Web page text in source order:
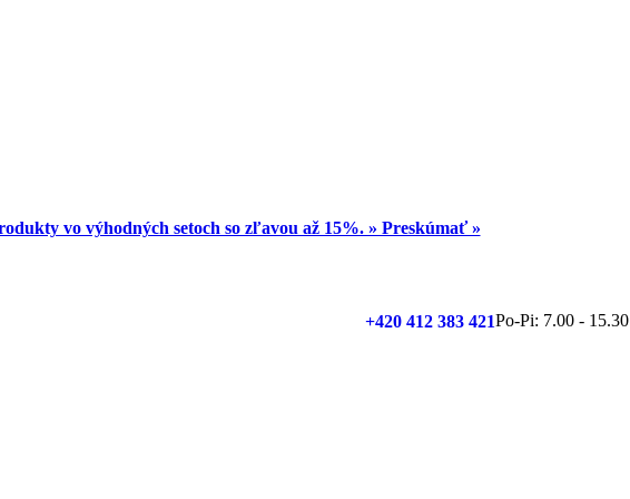
vo výhodných setoch so zľavou až 15%. » Preskúmať »
+420 412 383 421Po-Pi: 7.00 - 15.30